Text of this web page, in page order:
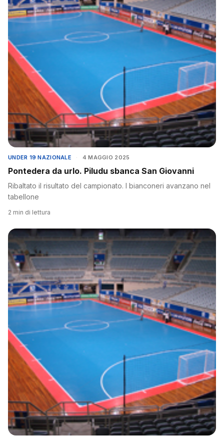
UNDER 19 NAZIONALE · 4 MAGGIO 2025
Pontedera da urlo. Piludu sbanca San Giovanni
Ribaltato il risultato del campionato. I bianconeri avanzano nel
tabellone
2 min di lettura